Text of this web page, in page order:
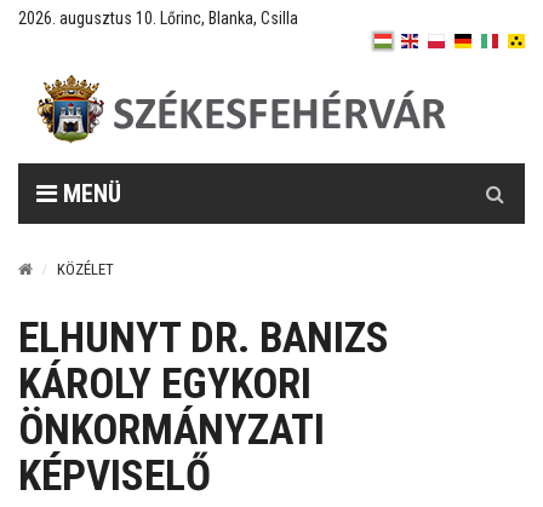
2026. augusztus 10. Lőrinc, Blanka, Csilla
MENÜ
KÖZÉLET
ELHUNYT DR. BANIZS
KÁROLY EGYKORI
ÖNKORMÁNYZATI
KÉPVISELŐ